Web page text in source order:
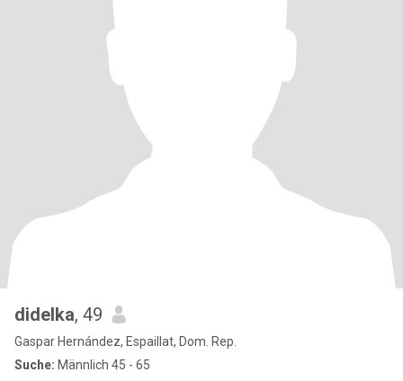
didelka, 49
Gaspar Hernández, Espaillat, Dom. Rep.
Suche: Männlich 45 - 65